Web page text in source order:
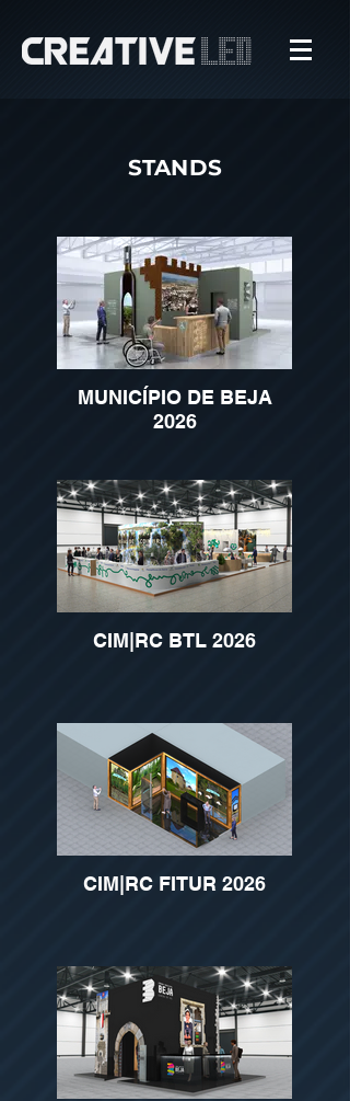
STANDS
MUNICÍPIO DE BEJA
2026
CIM|RC BTL 2026
CIM|RC FITUR 2026